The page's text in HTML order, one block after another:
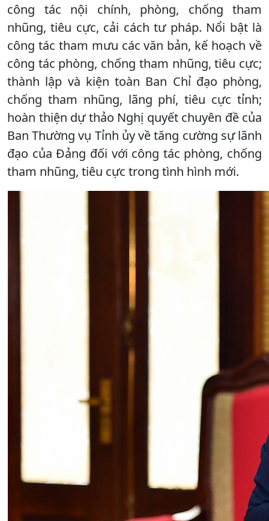
công tác nội chính, phòng, chống tham
nhũng, tiêu cực, cải cách tư pháp. Nổi bật là
công tác tham mưu các văn bản, kế hoạch về
công tác phòng, chống tham nhũng, tiêu cực;
thành lập và kiện toàn Ban Chỉ đạo phòng,
chống tham nhũng, lãng phí, tiêu cực tỉnh;
hoàn thiện dự thảo Nghị quyết chuyên đề của
Ban Thường vụ Tỉnh ủy về tăng cường sự lãnh
đạo của Đảng đối với công tác phòng, chống
tham nhũng, tiêu cực trong tình hình mới.